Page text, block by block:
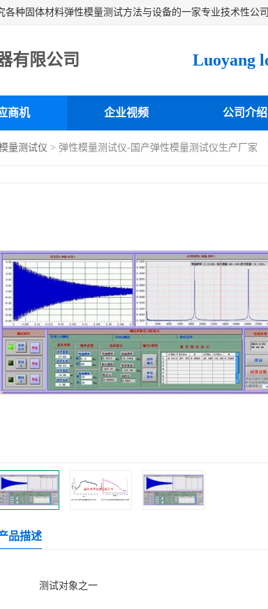
有限公司
商机 企业视频 公司介绍
量测试仪 > 弹性模量测试仪-国产弹性模量测试仪生产厂家
品描述
测试对象之一